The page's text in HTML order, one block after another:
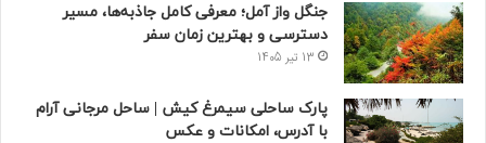
جنگل واز آمل؛ معرفی کامل جاذبه‌ها، مسیر
دسترسی و بهترین زمان سفر
13 تیر 1405
پارک ساحلی سیمرغ کیش | ساحل مرجانی آرام
با آدرس، امکانات و عکس